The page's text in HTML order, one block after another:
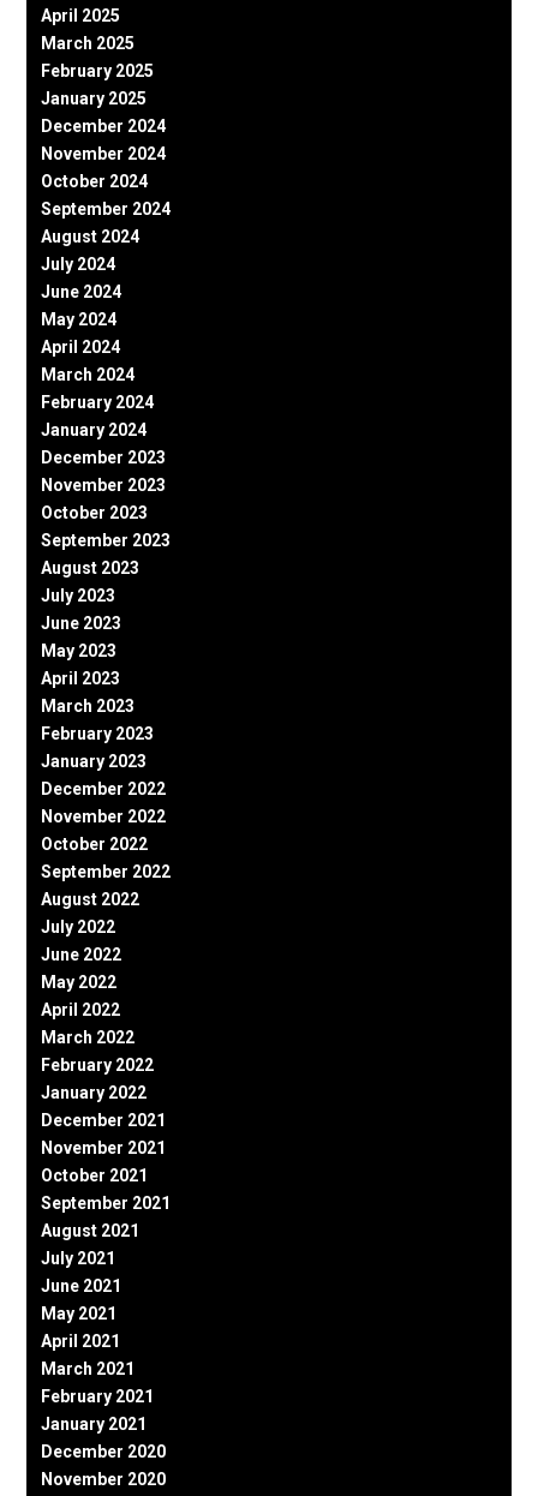
April 2025
March 2025
February 2025
January 2025
December 2024
November 2024
October 2024
September 2024
August 2024
July 2024
June 2024
May 2024
April 2024
March 2024
February 2024
January 2024
December 2023
November 2023
October 2023
September 2023
August 2023
July 2023
June 2023
May 2023
April 2023
March 2023
February 2023
January 2023
December 2022
November 2022
October 2022
September 2022
August 2022
July 2022
June 2022
May 2022
April 2022
March 2022
February 2022
January 2022
December 2021
November 2021
October 2021
September 2021
August 2021
July 2021
June 2021
May 2021
April 2021
March 2021
February 2021
January 2021
December 2020
November 2020